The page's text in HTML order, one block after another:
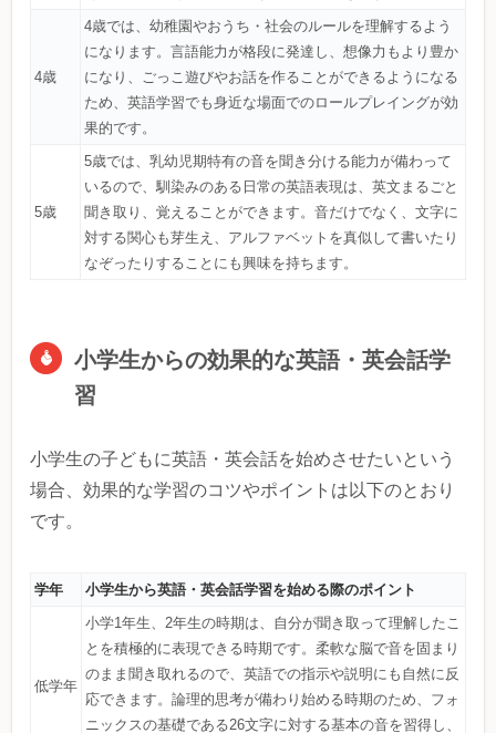
4歳
4歳では、幼稚園やおうち・社会のルールを理解するよう
になります。言語能力が格段に発達し、想像力もより豊か
になり、ごっこ遊びやお話を作ることができるようになる
ため、英語学習でも身近な場面でのロールプレイングが効
果的です。
5歳
5歳では、乳幼児期特有の音を聞き分ける能力が備わって
いるので、馴染みのある日常の英語表現は、英文まるごと
聞き取り、覚えることができます。音だけでなく、文字に
対する関心も芽生え、アルファベットを真似して書いたり
なぞったりすることにも興味を持ちます。
小学生からの効果的な英語・英会話学
習
小学生の子どもに英語・英会話を始めさせたいという
場合、効果的な学習のコツやポイントは以下のとおり
です。
学年 小学生から英語・英会話学習を始める際のポイント
低学年
小学1年生、2年生の時期は、自分が聞き取って理解したこ
とを積極的に表現できる時期です。柔軟な脳で音を固まり
のまま聞き取れるので、英語での指示や説明にも自然に反
応できます。論理的思考が備わり始める時期のため、フォ
ニックスの基礎である26文字に対する基本の音を習得し、